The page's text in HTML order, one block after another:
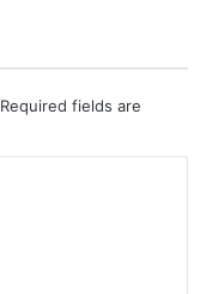
Required fields are